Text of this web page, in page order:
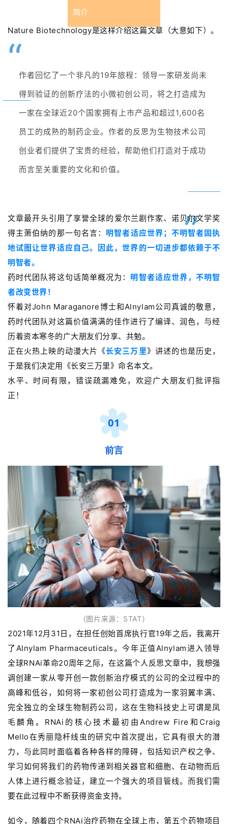
简介
Nature Biotechnology是这样介绍这篇文章（大意如下）。
“作者回忆了一个非凡的19年旅程：领导一家研发尚未
得到验证的创新疗法的小微初创公司，将之打造成为
一家在全球近20个国家拥有上市产品和超过1,600名
员工的成熟的制药企业。作者的反思为生物技术公司
创业者们提供了宝贵的经验，帮助他们打造对于成功
而言至关重要的文化和价值。
”
文章最开头引用了享誉全球的爱尔兰剧作家、诺贝尔文学奖
得主萧伯纳的那一句名言： 明智者适应世界；不明智者固执
地试图让世界适应自己。因此，世界的一切进步都依赖于不
明智者。
药时代团队将这句话简单概况为： 明智者适应世界，不明智
者改变世界！
怀着对John Maraganore博士和Alnylam公司真诚的敬意，
药时代团队对这篇价值满满的佳作进行了编译、润色，与经
历着资本寒冬的广大朋友们分享、共勉。
正在火热上映的动漫大片《长安三万里》讲述的也是历史，
于是我们决定用《长安三万里》命名本文。
水平、时间有限，错误疏漏难免，欢迎广大朋友们批评指
正！
01
前言
（图片来源：STAT）
2021年12月31日，在担任创始首席执行官19年之后，我离开
了Alnylam Pharmaceuticals。今年正值Alnylam进入领导
全球RNAi革命20周年之际，在这篇个人反思文章中，我想强
调创建一家从零开创一款创新治疗模式的公司的全过程中的
高峰和低谷，如何将一家初创公司打造成为一家羽翼丰满、
完全独立的全球生物制药公司，这在生物科技史上可谓是凤
毛麟角。RNAi的核心技术最初由Andrew Fire和Craig
Mello在秀丽隐杆线虫的研究中首次提出，它具有很大的潜
力，与此同时面临着各种各样的障碍，包括知识产权之争、
学习如何将我们的药物传递到相关器官和细胞、在动物而后
人体上进行概念验证，建立一个强大的项目管线。而我们需
要在此过程中不断获得资金支持。
如今，随着四个RNAi治疗药物在全球上市，第五个药物项目